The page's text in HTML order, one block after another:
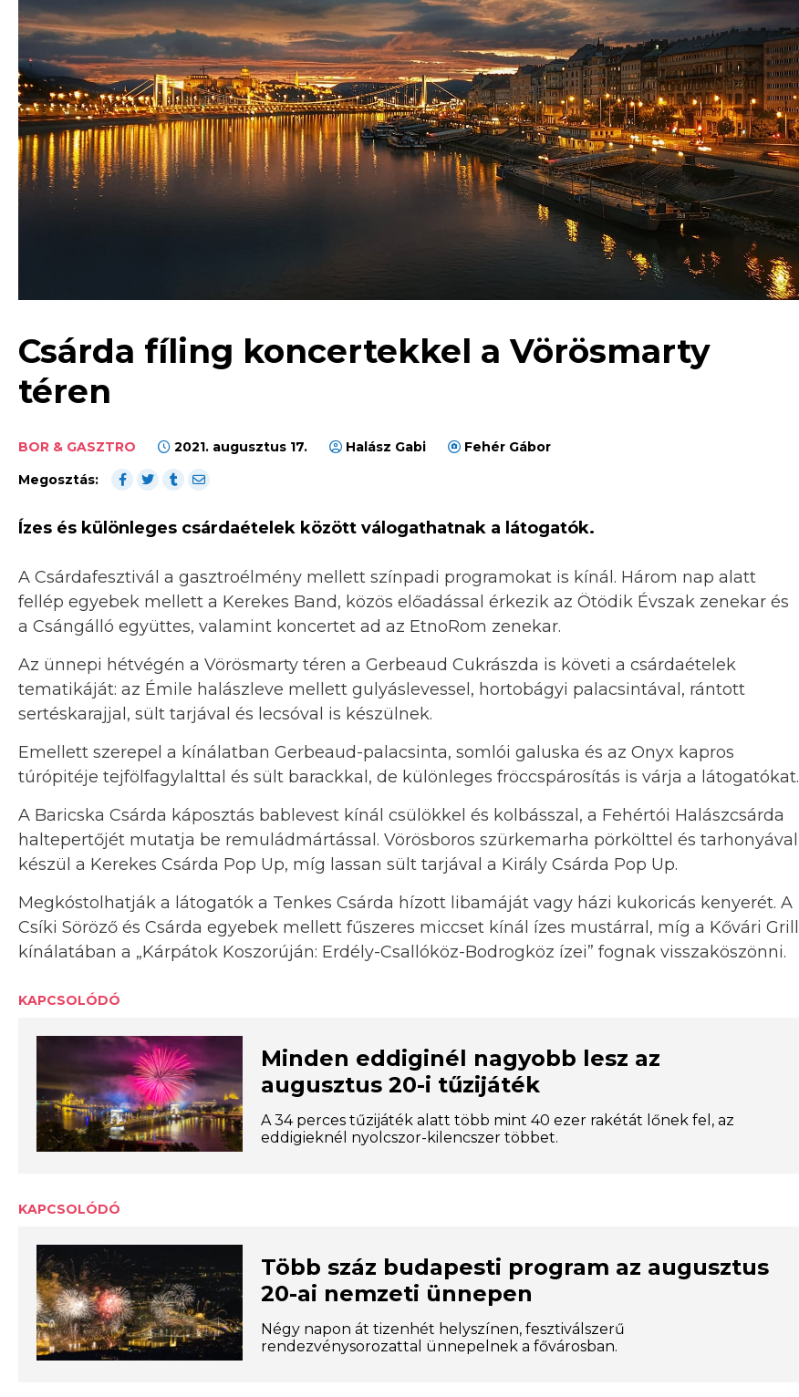
Csárda fíling koncertekkel a Vörösmarty
téren
BOR & GASZTRO 2021. augusztus 17. Halász Gabi
Fehér Gábor
Megosztás:
Ízes és különleges csárdaételek között válogathatnak a látogatók.
A Csárdafesztivál a gasztroélmény mellett színpadi programokat is kínál. Három nap alatt
fellép egyebek mellett a Kerekes Band, közös előadással érkezik az Ötödik Évszak zenekar és
a Csángálló együttes, valamint koncertet ad az EtnoRom zenekar.
Az ünnepi hétvégén a Vörösmarty téren a Gerbeaud Cukrászda is követi a csárdaételek
tematikáját: az Émile halászleve mellett gulyáslevessel, hortobágyi palacsintával, rántott
sertéskarajjal, sült tarjával és lecsóval is készülnek.
Emellett szerepel a kínálatban Gerbeaud-palacsinta, somlói galuska és az Onyx kapros
túrópitéje tejfölfagylalttal és sült barackkal, de különleges fröccspárosítás is várja a látogatókat.
A Baricska Csárda káposztás bablevest kínál csülökkel és kolbásszal, a Fehértói Halászcsárda
haltepertőjét mutatja be remuládmártással. Vörösboros szürkemarha pörkölttel és tarhonyával
készül a Kerekes Csárda Pop Up, míg lassan sült tarjával a Király Csárda Pop Up.
Megkóstolhatják a látogatók a Tenkes Csárda hízott libamáját vagy házi kukoricás kenyerét. A
Csíki Söröző és Csárda egyebek mellett fűszeres miccset kínál ízes mustárral, míg a Kővári Grill
kínálatában a „Kárpátok Koszorúján: Erdély-Csallóköz-Bodrogköz ízei” fognak visszaköszönni.
KAPCSOLÓDÓ
Minden eddiginél nagyobb lesz az
augusztus 20-i tűzijáték
A 34 perces tűzijáték alatt több mint 40 ezer rakétát lőnek fel, az
eddigieknél nyolcszor-kilencszer többet.
KAPCSOLÓDÓ
Több száz budapesti program az augusztus
20-ai nemzeti ünnepen
Négy napon át tizenhét helyszínen, fesztiválszerű
rendezvénysorozattal ünnepelnek a fővárosban.